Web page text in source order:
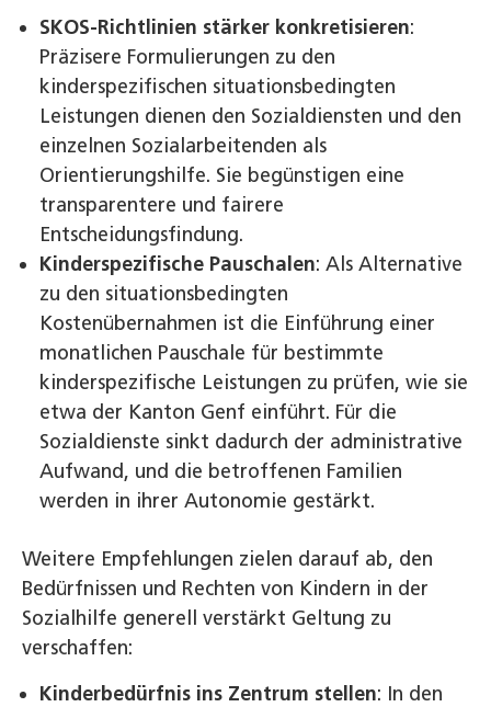
SKOS-Richtlinien stärker konkretisieren:
Präzisere Formulierungen zu den
kinderspezifischen situationsbedingten
Leistungen dienen den Sozialdiensten und den
einzelnen Sozialarbeitenden als
Orientierungshilfe. Sie begünstigen eine
transparentere und fairere
Entscheidungsfindung.
Kinderspezifische Pauschalen: Als Alternative
zu den situationsbedingten
Kostenübernahmen ist die Einführung einer
monatlichen Pauschale für bestimmte
kinderspezifische Leistungen zu prüfen, wie sie
etwa der Kanton Genf einführt. Für die
Sozialdienste sinkt dadurch der administrative
Aufwand, und die betroffenen Familien
werden in ihrer Autonomie gestärkt.
Weitere Empfehlungen zielen darauf ab, den
Bedürfnissen und Rechten von Kindern in der
Sozialhilfe generell verstärkt Geltung zu
verschaffen:
Kinderbedürfnis ins Zentrum stellen: In den